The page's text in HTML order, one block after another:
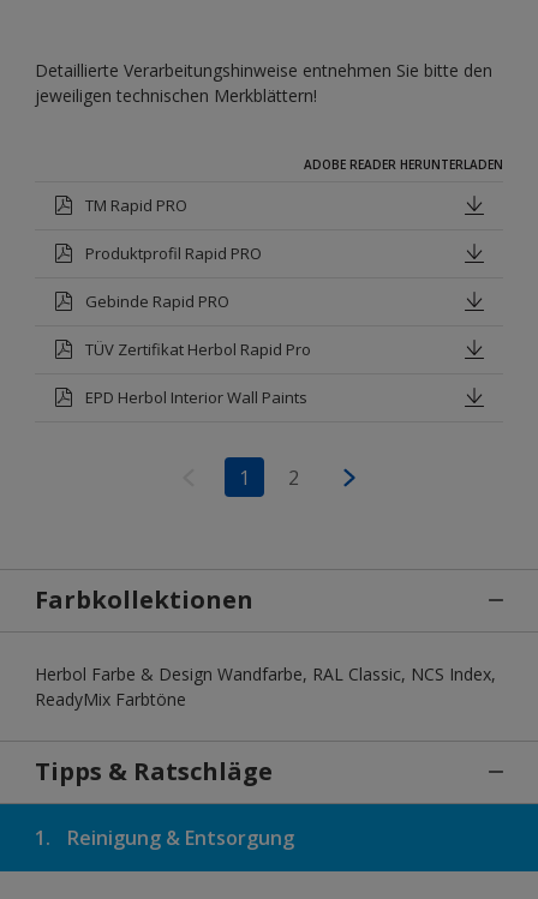
Detaillierte Verarbeitungshinweise entnehmen Sie bitte den
jeweiligen technischen Merkblättern!
ADOBE READER HERUNTERLADEN
TM Rapid PRO
Produktprofil Rapid PRO
Gebinde Rapid PRO
TÜV Zertifikat Herbol Rapid Pro
EPD Herbol Interior Wall Paints
1 2
Farbkollektionen
Herbol Farbe & Design Wandfarbe, RAL Classic, NCS Index,
ReadyMix Farbtöne
Tipps & Ratschläge
1. Reinigung & Entsorgung